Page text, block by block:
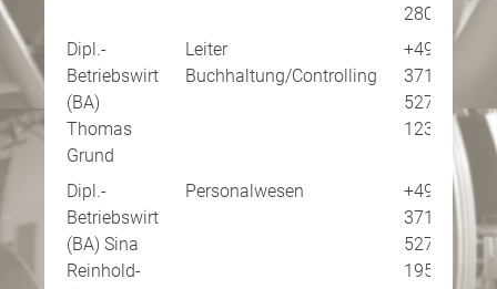
280
Dipl.-
Betriebswirt
(BA)
Thomas
Grund
Leiter
Buchhaltung/Controlling
+49
371
5277-
123
Dipl.-
Betriebswirt
(BA) Sina
Reinhold-
Personalwesen
+49
371
5277-
195